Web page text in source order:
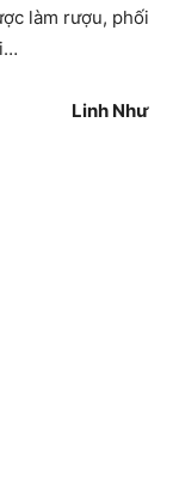
làm rượu, phối
Linh Như